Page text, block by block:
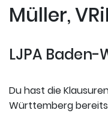
Müller,
LJPA
Du hast die
Württemberg